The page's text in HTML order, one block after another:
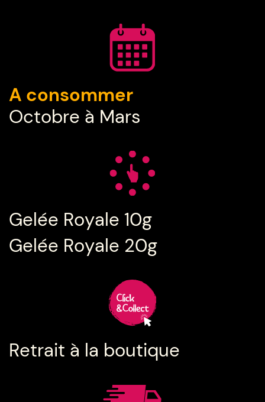
A consommer
Octobre à Mars
Gelée Royale 10g
Gelée Royale 20g
Retrait à la boutique